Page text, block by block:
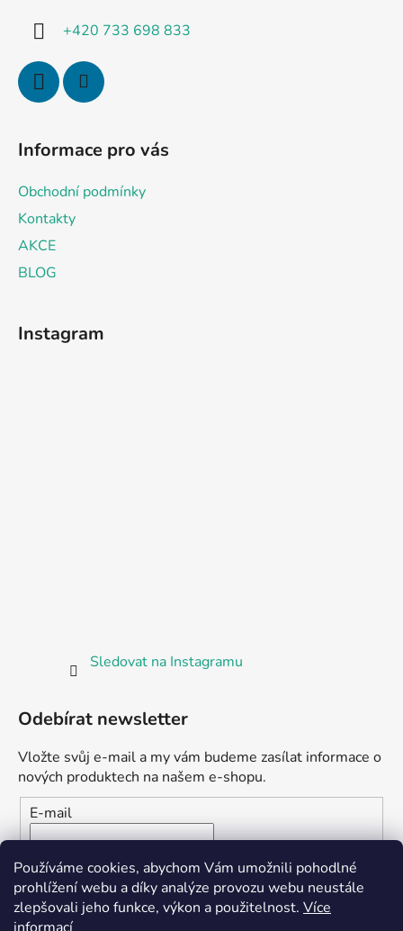
Používáme cookies, abychom Vám umožnili pohodlné
prohlížení webu a díky analýze provozu webu neustále
zlepšovali jeho funkce, výkon a použitelnost. Více
+420 733 698 833
Informace pro vás
Obchodní podmínky
Kontakty
AKCE
BLOG
Instagram
Sledovat na Instagramu
Odebírat newsletter
Vložte svůj e-mail a my vám budeme zasílat informace o
nových produktech na našem e-shopu.
E-mail
Vložením e-mailu souhlasíte s
podmínkami ochrany
osobních údajů
PŘIHLÁSIT SE